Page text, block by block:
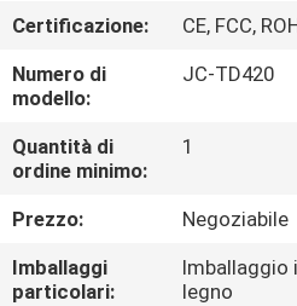
VISITA
ALLA
FABBRICA
CONTROLLO
DELLA
QUALITÀ
Certificazione:
CE, FCC,
Numero di
modello:
JC-TD420
Quantità di
ordine minimo:
1
Prezzo:
Negoziabile
Imballaggi
particolari:
Imballaggio
legno